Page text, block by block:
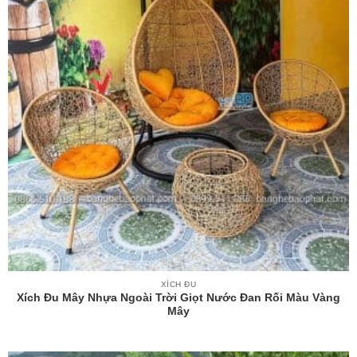
XÍCH ĐU
Xích Đu Mây Nhựa Ngoài Trời Giọt Nước Đan Rối Màu Vàng
Mây